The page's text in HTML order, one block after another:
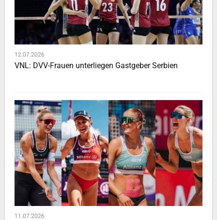
12.07.2026
VNL: DVV-Frauen unterliegen Gastgeber Serbien
11.07.2026